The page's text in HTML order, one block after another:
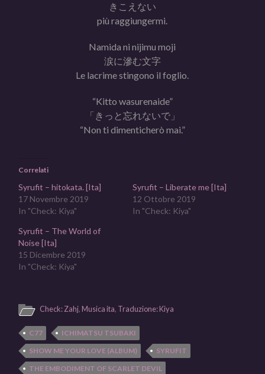
きこえない
più raggiungermi.
Namida ni nijimu moji
涙に滲む文字
Le lacrime stingono il foglio.
“Kitto wasurenaide”
「きっと忘れないで」
“Non ti dimenticherò mai.”
Correlati
Syrufit – hitokata. [Ita]
17 Novembre 2019
In "Check: Kiya"
Syrufit – Liberate me [Ita]
12 Ottobre 2019
In "Check: Kiya"
Syrufit – The World of
Noise [Ita]
15 Dicembre 2019
In "Check: Kiya"
Check: Zahj,Musica ita, Traduzione: Kiya
C77
ICHIMATSU TSUBAKI
SHOW ME YOUR LOVE (ALBUM)
SYRUFIT
THE EMBODIMENT OF SCARLET DEVIL